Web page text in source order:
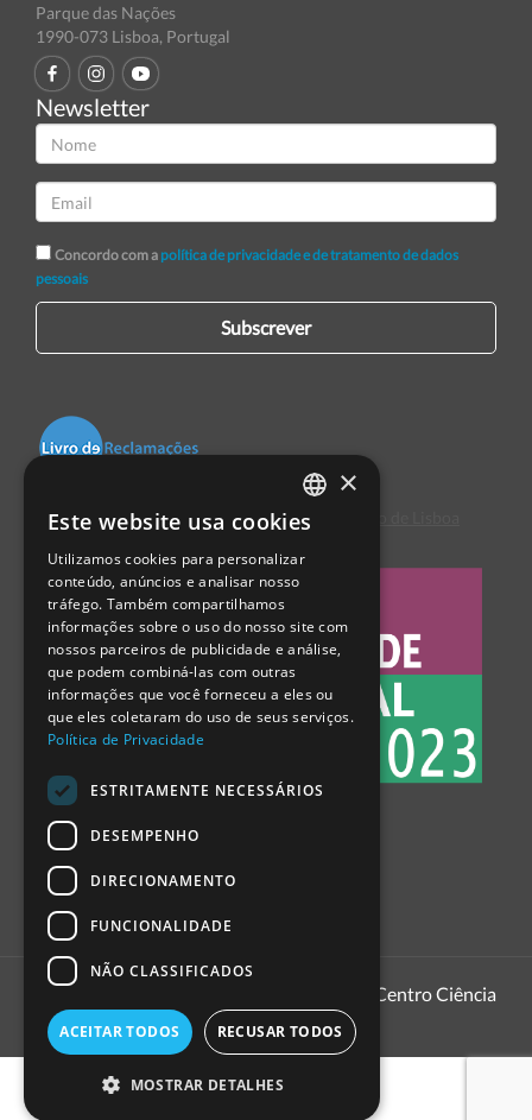
Parque das Nações
1990-073 Lisboa, Portugal
Newsletter
Concordo com a política de privacidade e de tratamento de dados
pessoais
Subscrever
Centro de Arbitragem de Conflitos de Consumo de Lisboa
1999 - 2026
Pavilhão do Conhecimento | Centro Ciência
PORTUGUESE
ENGLISH
SPANISH
×
Este website usa cookies
Utilizamos cookies para personalizar
conteúdo, anúncios e analisar nosso
tráfego. Também compartilhamos
informações sobre o uso do nosso site com
nossos parceiros de publicidade e análise,
que podem combiná-las com outras
informações que você forneceu a eles ou
que eles coletaram do uso de seus serviços.
Política de Privacidade
ESTRITAMENTE NECESSÁRIOS
DESEMPENHO
DIRECIONAMENTO
FUNCIONALIDADE
NÃO CLASSIFICADOS
ACEITAR TODOS RECUSAR TODOS
MOSTRAR DETALHES